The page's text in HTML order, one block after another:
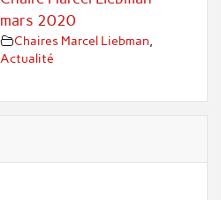
mars 2020
Chaires Marcel Liebman
Actualité